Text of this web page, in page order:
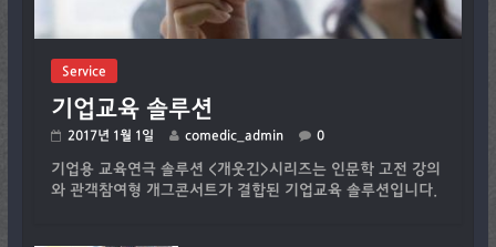
Service
기업교육 솔루션
2017년 1월 1일 comedic_admin 0
기업용 교육연극 솔루션 <개웃긴>시리즈는 인문학 고전 강의
와 관객참여형 개그콘서트가 결합된 기업교육 솔루션입니다.